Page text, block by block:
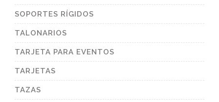
SOPORTES RÍGIDOS
TALONARIOS
TARJETA PARA EVENTOS
TARJETAS
TAZAS